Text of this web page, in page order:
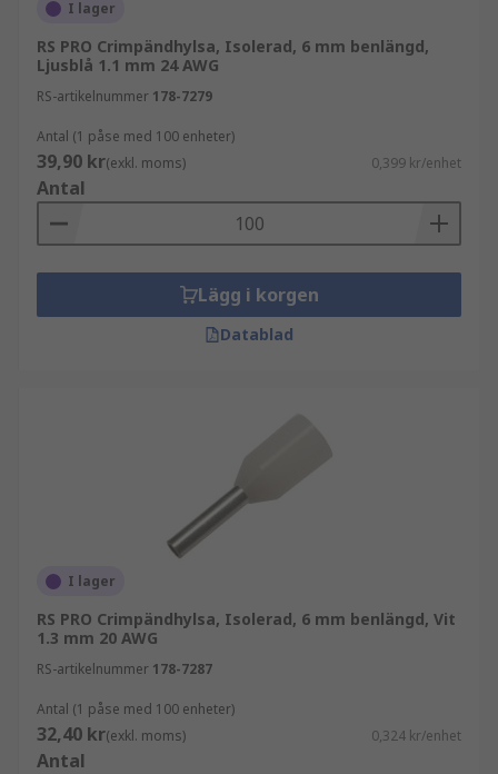
plats för en stabil anslutning.
Vad används ändhylsor till?
Krimpade ändhylsor används för att ge den höga
grad av kontakttillförlitlighet som krävs för en
mängd olika tillämpningar. De finns tillgängliga i
olika utföranden för att passa olika lednings-
eller kabelstorlekar.
Var används de?
Utrustning med insticks- eller radklämmor
I lager
RS PRO Crimpändhylsa, Isolerad, 6 mm benlängd,
Ljusblå 1.1 mm 24 AWG
RS-artikelnummer 178-7279
Antal (1 påse med 100 enheter)
39,90 kr(exkl. moms) 0,399 kr/enhet
Antal
Lägg i korgen
Datablad
I lager
RS PRO Crimpändhylsa, Isolerad, 6 mm benlängd, Vit
1.3 mm 20 AWG
RS-artikelnummer 178-7287
Antal (1 påse med 100 enheter)
32,40 kr(exkl. moms) 0,324 kr/enhet
Antal